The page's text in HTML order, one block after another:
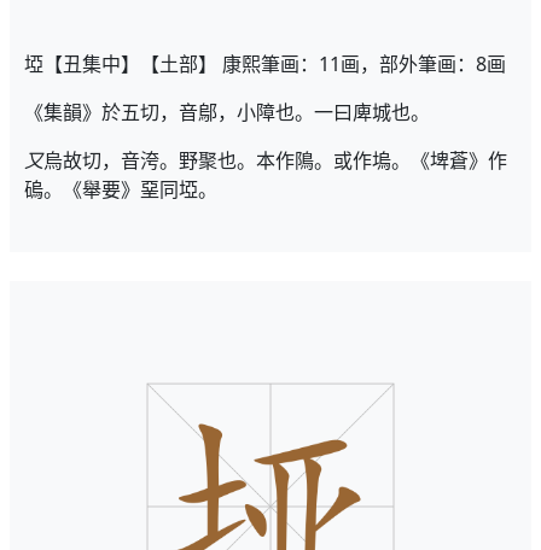
埡【丑集中】【土部】 康熙筆画：11画，部外筆画：8画
《集韻》於五切，音鄔，小障也。一曰庳城也。
又烏故切，音洿。野聚也。本作隝。或作塢。《埤蒼》作
䃖。《舉要》堊同埡。